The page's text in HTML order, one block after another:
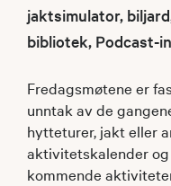
jaktsimulator,
bibliotek, Podcast-
Fredagsmøtene er
unntak av de
hytteturer, jakt eller
aktivitetskalender
kommende